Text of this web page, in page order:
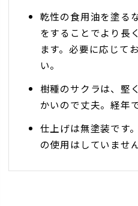
乾性の食用油を塗る
をすることでより長
ます。必要に応じて
い。
樹種のサクラは、堅
かいので丈夫。経年
仕上げは無塗装です
の使用はしていません